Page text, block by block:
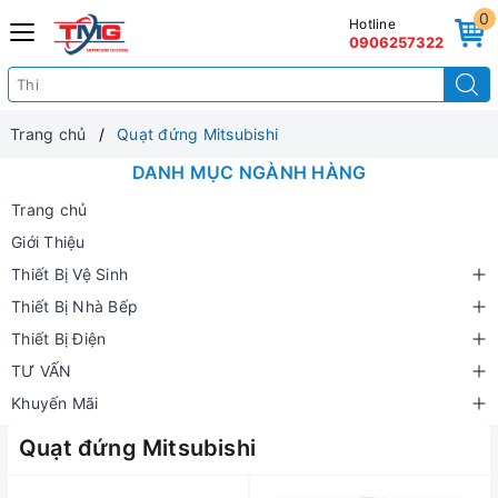
0
Hotline
0906257322
Trang chủ Quạt đứng Mitsubishi
DANH MỤC NGÀNH HÀNG
Trang chủ
Giới Thiệu
Thiết Bị Vệ Sinh
Thiết Bị Nhà Bếp
Thiết Bị Điện
TƯ VẤN
Khuyến Mãi
Quạt đứng Mitsubishi